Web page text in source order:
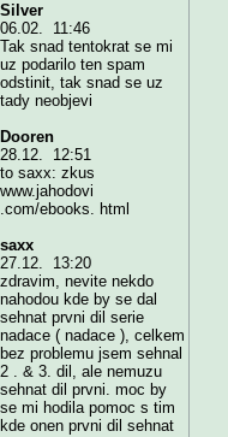
Silver
06.02. 11:46
Tak snad tentokrat se mi
uz podarilo ten spam
odstinit, tak snad se uz
tady neobjevi
Dooren
28.12. 12:51
to saxx: zkus
www.jahodovi
.com/ebooks. html
saxx
27.12. 13:20
zdravim, nevite nekdo
nahodou kde by se dal
sehnat prvni dil serie
nadace ( nadace ), celkem
bez problemu jsem sehnal
2 . & 3. dil, ale nemuzu
sehnat dil prvni. moc by
se mi hodila pomoc s tim
kde onen prvni dil sehnat